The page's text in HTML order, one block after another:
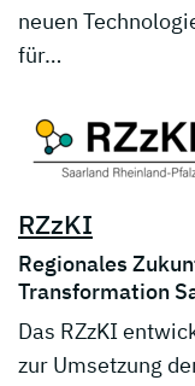
neuen
für…
RZzKI
Regionales
Transformation
Das RZzKI
zur Umsetzung